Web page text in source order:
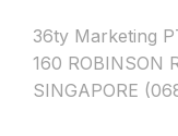
36ty Marketing
160 ROBINSON
SINGAPORE